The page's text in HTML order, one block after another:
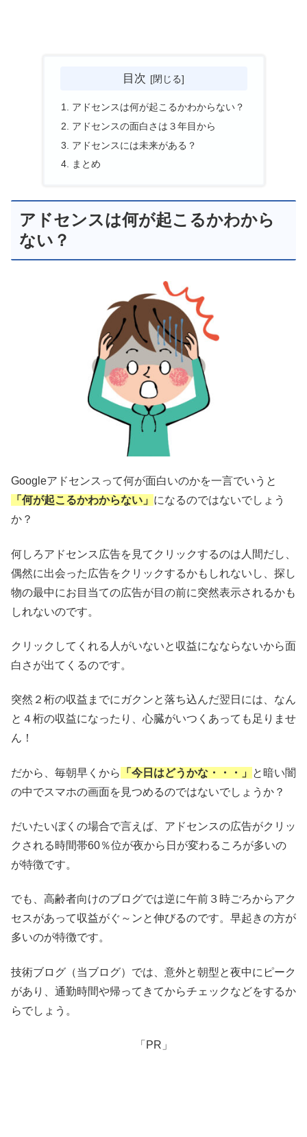
目次
アドセンスは何が起こるかわからない？
アドセンスの面白さは３年目から
アドセンスには未来がある？
まとめ
アドセンスは何が起こるかわから
ない？
Googleアドセンスって何が面白いのかを一言でいうと
「何が起こるかわからない」 になるのではないでしょう
か？
何しろアドセンス広告を見てクリックするのは人間だし、
偶然に出会った広告をクリックするかもしれないし、探し
物の最中にお目当ての広告が目の前に突然表示されるかも
しれないのです。
クリックしてくれる人がいないと収益になならないから面
白さが出てくるのです。
突然２桁の収益までにガクンと落ち込んだ翌日には、なん
と４桁の収益になったり、心臓がいつくあっても足りませ
ん！
だから、毎朝早くから 「今日はどうかな・・・」
と暗い闇
の中でスマホの画面を見つめるのではないでしょうか？
だいたいぼくの場合で言えば、アドセンスの広告がクリッ
クされる時間帯60％位が夜から日が変わるころが多いの
が特徴です。
でも、高齢者向けのブログでは逆に午前３時ごろからアク
セスがあって収益がぐ～ンと伸びるのです。早起きの方が
多いのが特徴です。
技術ブログ（当ブログ）では、意外と朝型と夜中にピーク
があり、通勤時間や帰ってきてからチェックなどをするか
らでしょう。
「PR」